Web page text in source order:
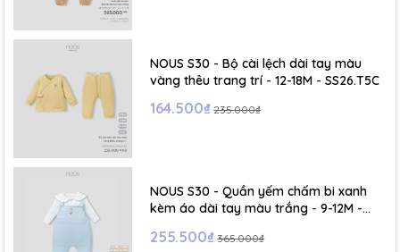
- Size S: 0-6 tháng
- Size M : 6-12 tháng
- Size L : 12-24 tháng
- Size XL :2- 6 tuổi
NOUS S30 - Bộ cài lệch dài tay màu
vàng thêu trang trí - 12-18M - SS26.T5C
164.500₫ 235.000₫
NOUS S30 - Quần yếm chấm bi xanh
kèm áo dài tay màu trắng - 9-12M -
255.500₫ 365.000₫